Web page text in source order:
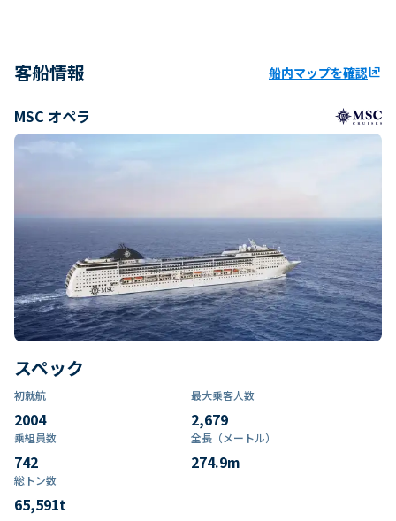
客船情報 船内マップを確認ungroup
MSC オペラ
スペック
初就航
2004
最大乗客人数
2,679
乗組員数​
742
全長（メートル）
274.9m
総トン数​
65,591t